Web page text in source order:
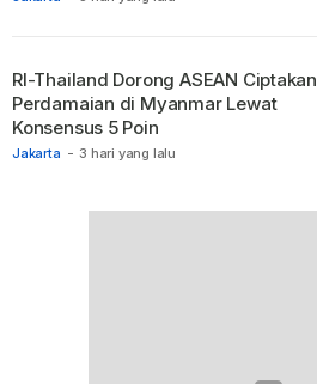
Jakarta - 3 hari yang lalu
RI-Thailand Dorong ASEAN Ciptakan
Perdamaian di Myanmar Lewat
Konsensus 5 Poin